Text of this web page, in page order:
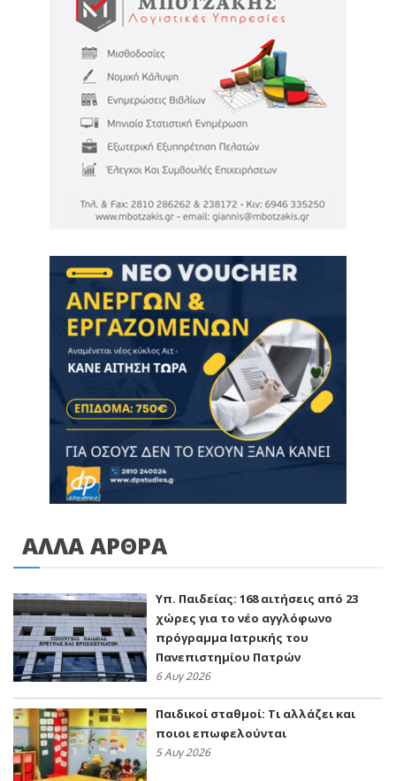
ΑΛΛΑ ΑΡΘΡΑ
Υπ. Παιδείας: 168 αιτήσεις από 23
χώρες για το νέο αγγλόφωνο
πρόγραμμα Ιατρικής του
Πανεπιστημίου Πατρών
6 Αυγ 2026
Παιδικοί σταθμοί: Τι αλλάζει και
ποιοι επωφελούνται
5 Αυγ 2026